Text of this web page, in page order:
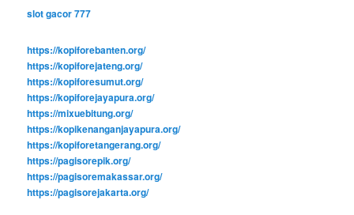
slot gacor 777
https://kopiforebanten.org/
https://kopiforejateng.org/
https://kopiforesumut.org/
https://kopiforejayapura.org/
https://mixuebitung.org/
https://kopikenanganjayapura.org/
https://kopiforetangerang.org/
https://pagisorepik.org/
https://pagisoremakassar.org/
https://pagisorejakarta.org/